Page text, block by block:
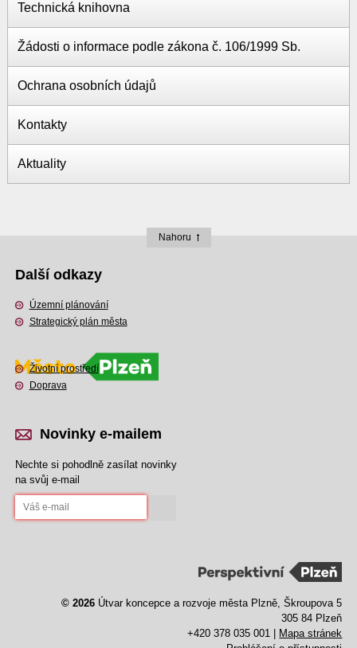
Technická knihovna
Žádosti o informace podle zákona č. 106/1999 Sb.
Ochrana osobních údajů
Kontakty
Aktuality
Nahoru
Další odkazy
Územní plánování
Strategický plán města
Životní prostředí
Doprava
Novinky e-mailem
Nechte si pohodlně zasílat novinky
na svůj e-mail
© 2026 Útvar koncepce a rozvoje města Plzně, Škroupova 5
305 84 Plzeň
+420 378 035 001 |
Mapa stránek